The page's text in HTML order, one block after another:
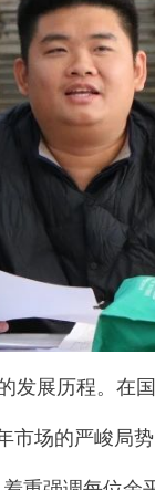
发展历程。在
市场的严峻局